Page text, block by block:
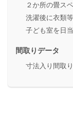
２か所の畳ス
洗濯後に衣類
子ども室を日
間取りデータ
寸法入り間取り